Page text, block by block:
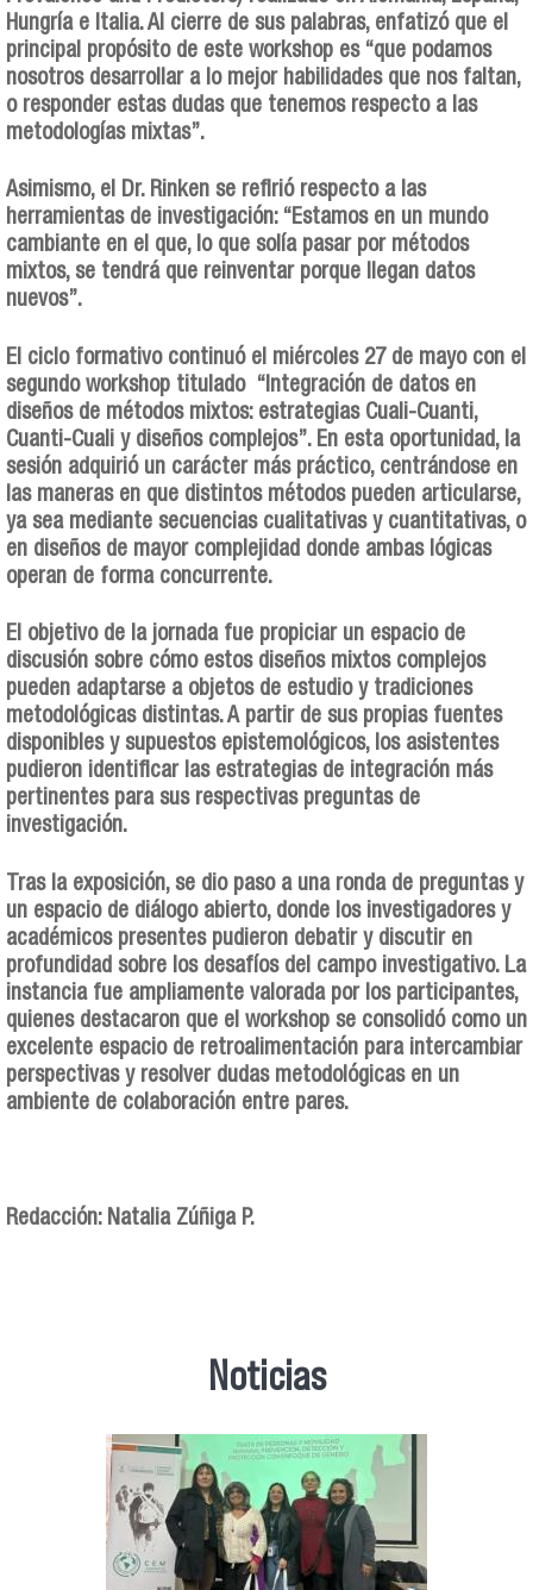
Hungría e Italia. Al cierre de sus palabras, enfatizó que el
principal propósito de este workshop es “que podamos
nosotros desarrollar a lo mejor habilidades que nos faltan,
o responder estas dudas que tenemos respecto a las
metodologías mixtas”.
Asimismo, el Dr. Rinken se refirió respecto a las
herramientas de investigación: “Estamos en un mundo
cambiante en el que, lo que solía pasar por métodos
mixtos, se tendrá que reinventar porque llegan datos
nuevos”.
El ciclo formativo continuó el miércoles 27 de mayo con el
segundo workshop titulado “Integración de datos en
diseños de métodos mixtos: estrategias Cuali-Cuanti,
Cuanti-Cuali y diseños complejos”. En esta oportunidad, la
sesión adquirió un carácter más práctico, centrándose en
las maneras en que distintos métodos pueden articularse,
ya sea mediante secuencias cualitativas y cuantitativas, o
en diseños de mayor complejidad donde ambas lógicas
operan de forma concurrente.
El objetivo de la jornada fue propiciar un espacio de
discusión sobre cómo estos diseños mixtos complejos
pueden adaptarse a objetos de estudio y tradiciones
metodológicas distintas. A partir de sus propias fuentes
disponibles y supuestos epistemológicos, los asistentes
pudieron identificar las estrategias de integración más
pertinentes para sus respectivas preguntas de
investigación.
Tras la exposición, se dio paso a una ronda de preguntas y
un espacio de diálogo abierto, donde los investigadores y
académicos presentes pudieron debatir y discutir en
profundidad sobre los desafíos del campo investigativo. La
instancia fue ampliamente valorada por los participantes,
quienes destacaron que el workshop se consolidó como un
excelente espacio de retroalimentación para intercambiar
perspectivas y resolver dudas metodológicas en un
ambiente de colaboración entre pares.
Redacción: Natalia Zúñiga P.
Noticias